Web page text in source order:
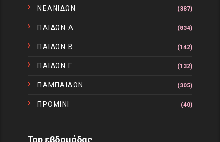
ΝΕΑΝΙΔΩΝ (387)
ΠΑΙΔΩΝ Α (834)
ΠΑΙΔΩΝ Β (142)
ΠΑΙΔΩΝ Γ (132)
ΠΑΜΠΑΙΔΩΝ (305)
ΠΡΟΜΙΝΙ (40)
Top εβδομάδας